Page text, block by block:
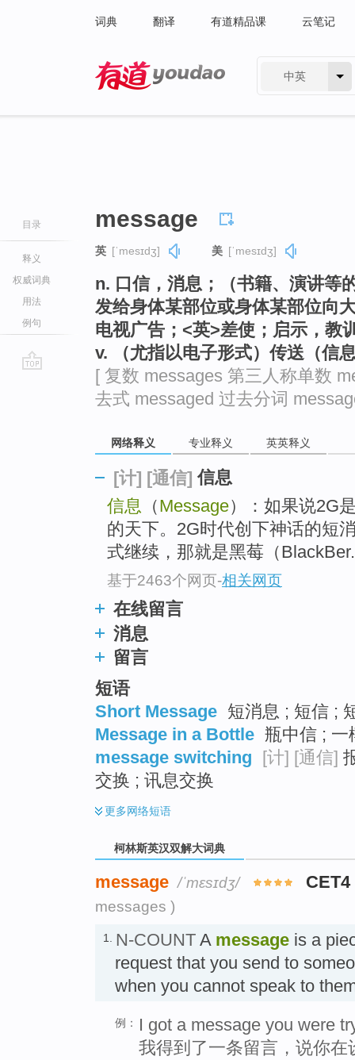
词典 翻译 有道精品课 云笔记
中英
目录
释义
权威词典
用法
例句
message
英 [ˈmesɪdʒ] 美 [ˈmesɪdʒ]
n. 口信，消息；（书籍、演讲等
发给身体某部位或身体某部位向
电视广告；<英>差使；启示，教
v. （尤指以电子形式）传送（信
[ 复数 messages 第三人称单数
去式 messaged 过去分词
网络释义 专业释义 英英释义
[计] [通信] 信息
信息 （Message）：如果说2G
的天下。2G时代创下神话的短
式继续，那就是黑莓（
基于2463个网页-相关网页
在线留言
消息
留言
短语
Short Message 短消息 ; 短信 ;
Message in a Bottle 瓶中信 ; 一
message switching [计] [通信]
交换 ; 讯息交换
更多网络短语
柯林斯英汉双解大词典
message /ˈmɛsɪdʒ/ CET4
messages )
1. N-COUNT A message is a
request that you send to
when you cannot speak to
例：
I got a message you were
我得到了一条留言，说你在